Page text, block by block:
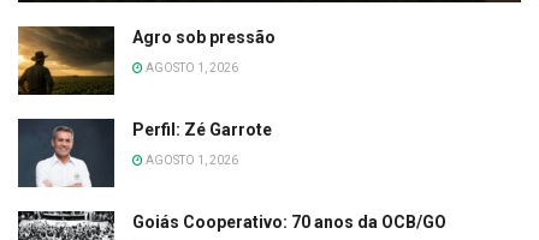
Agro sob pressão
AGOSTO 1, 2026
Perfil: Zé Garrote
AGOSTO 1, 2026
Goiás Cooperativo: 70 anos da OCB/GO